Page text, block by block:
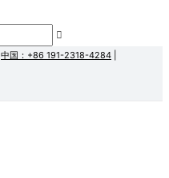
中国：+86 191-2318-4284